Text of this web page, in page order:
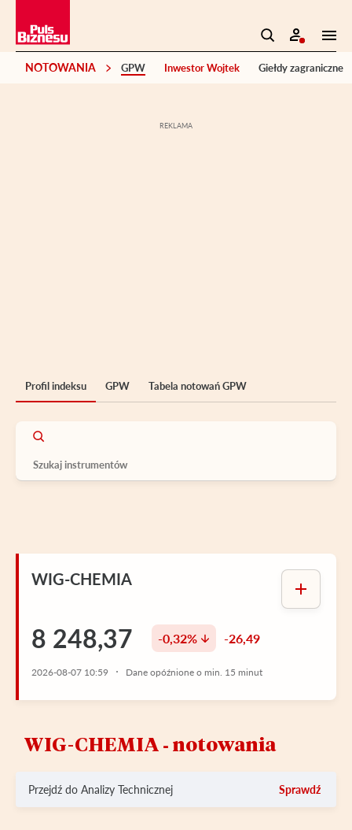
NOTOWANIA GPW Inwestor Wojtek Giełdy zagraniczne
Profil indeksu GPW Tabela notowań GPW
WIG-CHEMIA
8 248,37 -0,32% -26,49
2026-08-07 10:59 Dane opóźnione o min. 15 minut
WIG-CHEMIA ‑ notowania
Przejdź do Analizy Technicznej Sprawdź